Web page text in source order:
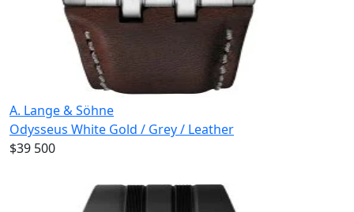
A. Lange & Söhne
Odysseus White Gold / Grey / Leather
$39 500